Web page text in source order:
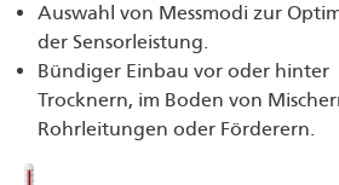
Auswahl von Messmodi zur
der Sensorleistung.
Bündiger Einbau vor oder hinter
Trocknern, im Boden von
Rohrleitungen oder Förderern.